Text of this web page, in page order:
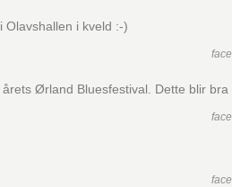
Olavshallen i kveld :-)
Ørland Bluesfestival. Dette blir bra